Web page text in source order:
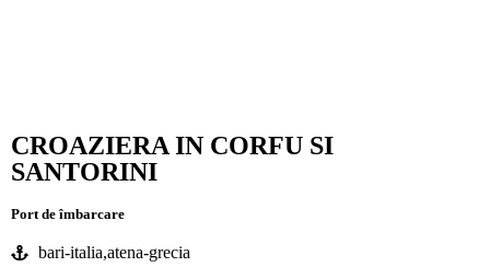
CROAZIERA IN CORFU SI
SANTORINI
Port de îmbarcare
bari-italia,atena-grecia